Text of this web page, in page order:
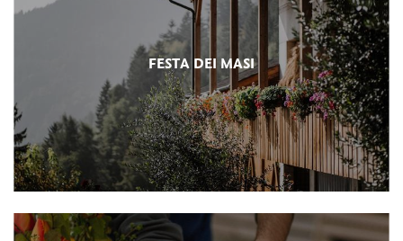
FESTA DEI MASI